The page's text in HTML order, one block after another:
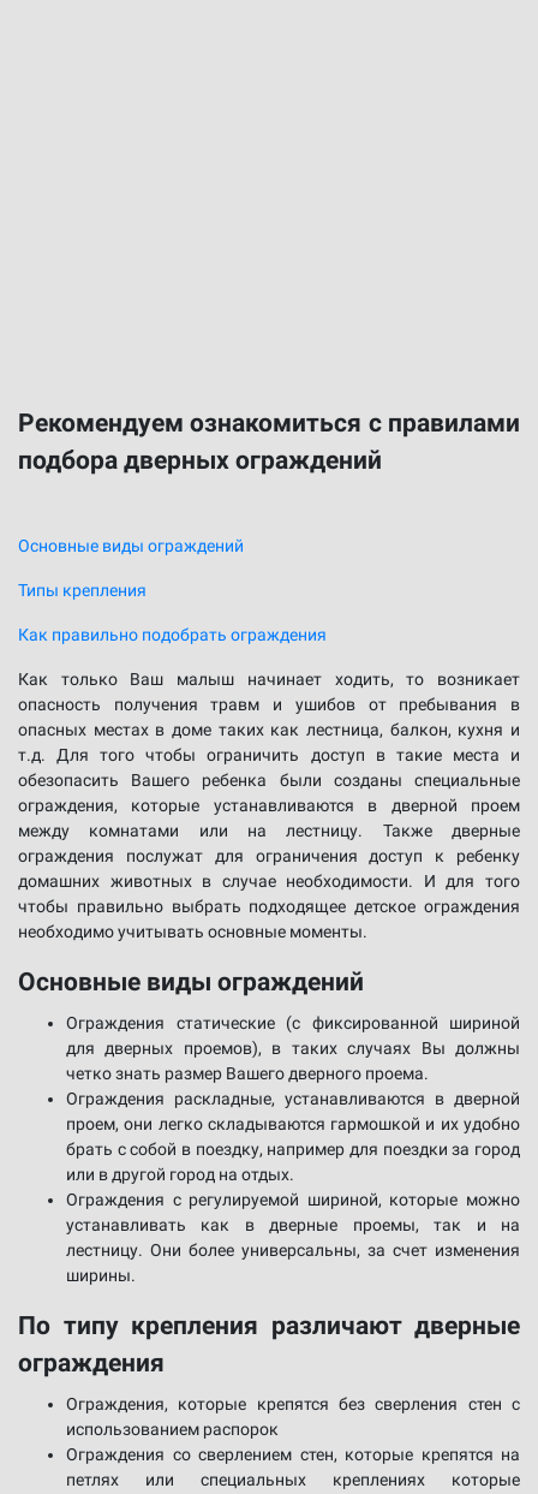
Рекомендуем ознакомиться с правилами
подбора дверных ограждений
Основные виды ограждений
Типы крепления
Как правильно подобрать ограждения
Как только Ваш малыш начинает ходить, то возникает
опасность получения травм и ушибов от пребывания в
опасных местах в доме таких как лестница, балкон, кухня и
т.д. Для того чтобы ограничить доступ в такие места и
обезопасить Вашего ребенка были созданы специальные
ограждения, которые устанавливаются в дверной проем
между комнатами или на лестницу. Также дверные
ограждения послужат для ограничения доступ к ребенку
домашних животных в случае необходимости. И для того
чтобы правильно выбрать подходящее детское ограждения
необходимо учитывать основные моменты.
Основные виды ограждений
Ограждения статические (с фиксированной шириной
для дверных проемов), в таких случаях Вы должны
четко знать размер Вашего дверного проема.
Ограждения раскладные, устанавливаются в дверной
проем, они легко складываются гармошкой и их удобно
брать с собой в поездку, например для поездки за город
или в другой город на отдых.
Ограждения с регулируемой шириной, которые можно
устанавливать как в дверные проемы, так и на
лестницу. Они более универсальны, за счет изменения
ширины.
По типу крепления различают дверные
ограждения
Ограждения, которые крепятся без сверления стен с
использованием распорок
Ограждения со сверлением стен, которые крепятся на
петлях или специальных креплениях которые